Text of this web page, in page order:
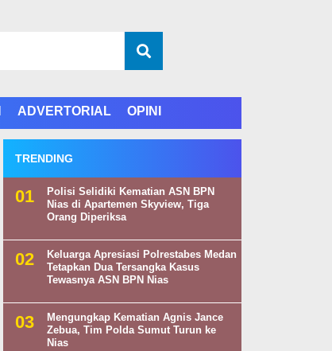
ADVERTORIAL OPINI
TRENDING
Polisi Selidiki Kematian ASN BPN
Nias di Apartemen Skyview, Tiga
Orang Diperiksa
Keluarga Apresiasi Polrestabes Medan
Tetapkan Dua Tersangka Kasus
Tewasnya ASN BPN Nias
Mengungkap Kematian Agnis Jance
Zebua, Tim Polda Sumut Turun ke
Nias